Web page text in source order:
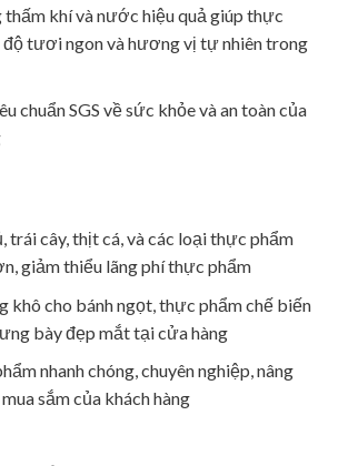
thấm khí và nước hiệu quả giúp thực
tươi ngon và hương vị tự nhiên trong
chuẩn SGS về sức khỏe và an toàn của
trái cây, thịt cá, và các loại thực phẩm
giảm thiểu lãng phí thực phẩm
khô cho bánh ngọt, thực phẩm chế biến
bày đẹp mắt tại cửa hàng
nhanh chóng, chuyên nghiệp, nâng
sắm của khách hàng